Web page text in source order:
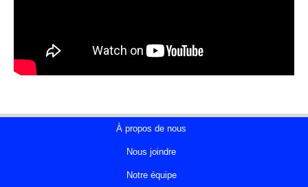
À propos de nous
Nous joindre
Notre équipe